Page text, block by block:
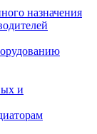
назначения
и